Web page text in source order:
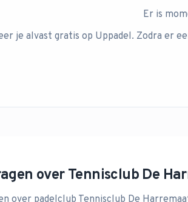
Er is
je alvast gratis op Uppadel. Zodra er
overTennisclub De
over padelclub Tennisclub De